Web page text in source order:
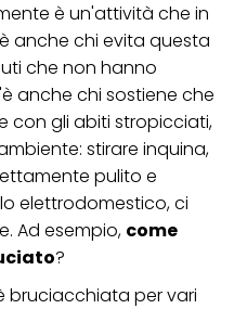
è un'attività che in
anche chi evita questa
che non hanno
anche chi sostiene che
con gli abiti stropicciati,
stirare inquina,
pulito e
elettrodomestico, ci
Ad esempio, come
?
bruciacchiata per vari